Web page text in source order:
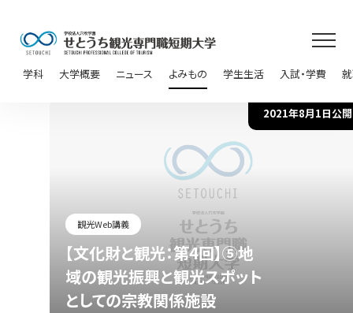
学科 大学概要 ニュース よみもの 学生生活 入試・学費
2021年8月1日公開
観光Web講義
【文化財と観光：第4回】⑤地
域の観光振興と観光スポット
としての宗教関係施設